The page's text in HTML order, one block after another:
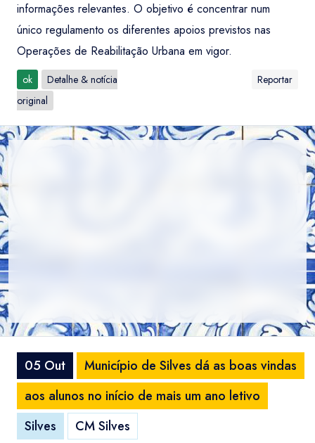
informações relevantes. O objetivo é concentrar num
único regulamento os diferentes apoios previstos nas
Operações de Reabilitação Urbana em vigor.
ok
Detalhe & notícia
original
Reportar
05 Out
Município de Silves dá as boas vindas
aos alunos no início de mais um ano letivo
Silves
CM Silves